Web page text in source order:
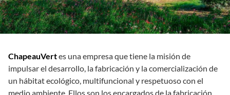
ChapeauVertes una empresa que tiene la misión de
impulsar el desarrollo, la fabricación y la comercialización de
un hábitat ecológico, multifuncional y respetuoso con el
medio ambiente. Ellos son los encargados de la fabricación